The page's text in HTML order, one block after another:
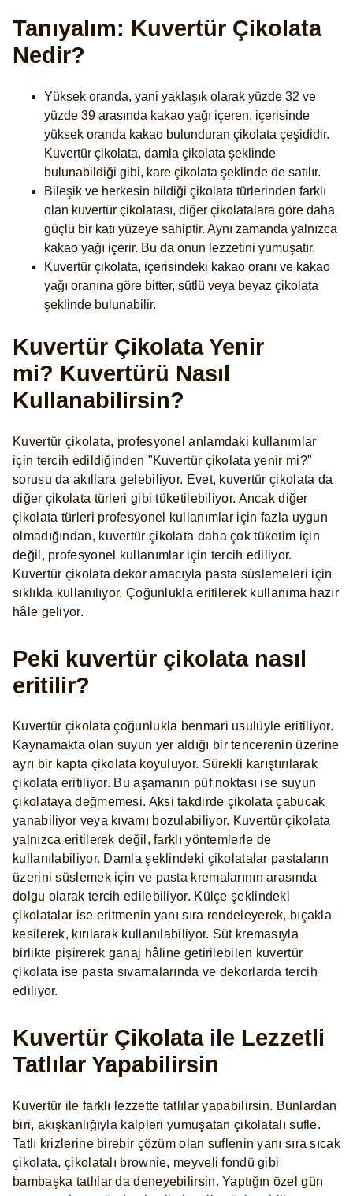
Tanıyalım: Kuvertür Çikolata
Nedir?
Yüksek oranda, yani yaklaşık olarak yüzde 32 ve
yüzde 39 arasında kakao yağı içeren, içerisinde
yüksek oranda kakao bulunduran çikolata çeşididir.
Kuvertür çikolata, damla çikolata şeklinde
bulunabildiği gibi, kare çikolata şeklinde de satılır.
Bileşik ve herkesin bildiği çikolata türlerinden farklı
olan kuvertür çikolatası, diğer çikolatalara göre daha
güçlü bir katı yüzeye sahiptir. Aynı zamanda yalnızca
kakao yağı içerir. Bu da onun lezzetini yumuşatır.
Kuvertür çikolata, içerisindeki kakao oranı ve kakao
yağı oranına göre bitter, sütlü veya beyaz çikolata
şeklinde bulunabilir.
Kuvertür Çikolata Yenir
mi? Kuvertürü Nasıl
Kullanabilirsin?
Kuvertür çikolata, profesyonel anlamdaki kullanımlar
için tercih edildiğinden "Kuvertür çikolata yenir mi?"
sorusu da akıllara gelebiliyor. Evet, kuvertür çikolata da
diğer çikolata türleri gibi tüketilebiliyor. Ancak diğer
çikolata türleri profesyonel kullanımlar için fazla uygun
olmadığından, kuvertür çikolata daha çok tüketim için
değil, profesyonel kullanımlar için tercih ediliyor.
Kuvertür çikolata dekor amacıyla pasta süslemeleri için
sıklıkla kullanılıyor. Çoğunlukla eritilerek kullanıma hazır
hâle geliyor.
Peki kuvertür çikolata nasıl
eritilir?
Kuvertür çikolata çoğunlukla benmari usulüyle eritiliyor.
Kaynamakta olan suyun yer aldığı bir tencerenin üzerine
ayrı bir kapta çikolata koyuluyor. Sürekli karıştırılarak
çikolata eritiliyor. Bu aşamanın püf noktası ise suyun
çikolataya değmemesi. Aksi takdirde çikolata çabucak
yanabiliyor veya kıvamı bozulabiliyor. Kuvertür çikolata
yalnızca eritilerek değil, farklı yöntemlerle de
kullanılabiliyor. Damla şeklindeki çikolatalar pastaların
üzerini süslemek için ve pasta kremalarının arasında
dolgu olarak tercih edilebiliyor. Külçe şeklindeki
çikolatalar ise eritmenin yanı sıra rendeleyerek, bıçakla
kesilerek, kırılarak kullanılabiliyor. Süt kremasıyla
birlikte pişirerek ganaj hâline getirilebilen kuvertür
çikolata ise pasta sıvamalarında ve dekorlarda tercih
ediliyor.
Kuvertür Çikolata ile Lezzetli
Tatlılar Yapabilirsin
Kuvertür ile farklı lezzette tatlılar yapabilirsin. Bunlardan
biri, akışkanlığıyla kalpleri yumuşatan çikolatalı sufle.
Tatlı krizlerine birebir çözüm olan suflenin yanı sıra sıcak
çikolata, çikolatalı brownie, meyveli fondü gibi
bambaşka tatlılar da deneyebilirsin. Yaptığın özel gün